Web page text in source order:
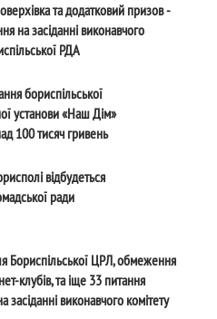
та додатковий призов -
на засіданні виконавчого
РДА
бориспільської
установи «Наш Дім»
100 тисяч гривень
відбудеться
ради
Бориспільської ЦРЛ, обмеження
клубів, та іще 33 питання
засіданні виконавчого комітету